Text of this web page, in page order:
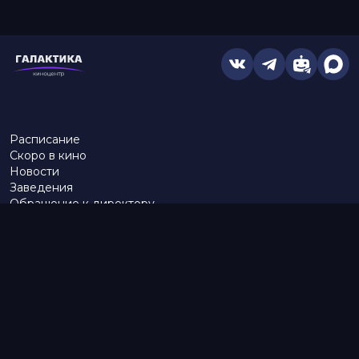
Расписание
Скоро в кино
Новости
Заведения
Обращение к директору